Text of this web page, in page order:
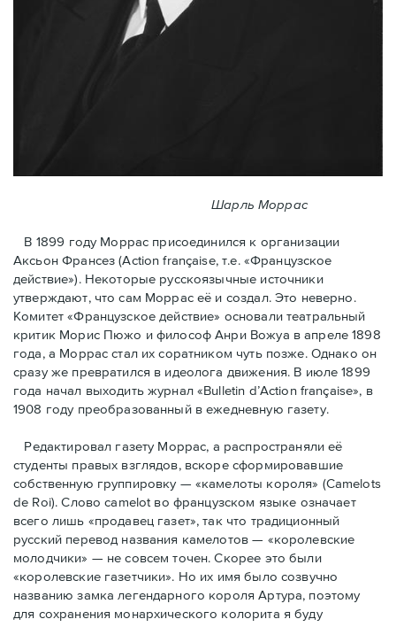
Шарль Моррас
В 1899 году Моррас присоединился к организации
Аксьон Франсез (Action française, т.е. «Французское
действие»). Некоторые русскоязычные источники
утверждают, что сам Моррас её и создал. Это неверно.
Комитет «Французское действие» основали театральный
критик Морис Пюжо и философ Анри Вожуа в апреле 1898
года, а Моррас стал их соратником чуть позже. Однако он
сразу же превратился в идеолога движения. В июле 1899
года начал выходить журнал «Bulletin d’Action française», в
1908 году преобразованный в ежедневную газету.
Редактировал газету Моррас, а распространяли её
студенты правых взглядов, вскоре сформировавшие
собственную группировку — «камелоты короля» (Camelots
de Roi). Слово camelot во французском языке означает
всего лишь «продавец газет», так что традиционный
русский перевод названия камелотов — «королевские
молодчики» — не совсем точен. Скорее это были
«королевские газетчики». Но их имя было созвучно
названию замка легендарного короля Артура, поэтому
для сохранения монархического колорита я буду